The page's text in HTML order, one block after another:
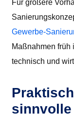
Für größere
Gewerbe-
Maßnahmen
technisch und
sinnvolle